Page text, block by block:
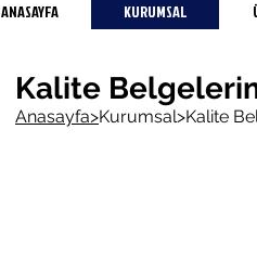
ANASAYFA KURUMSAL
Kalite
Anasayfa>Kurumsal>Kalite